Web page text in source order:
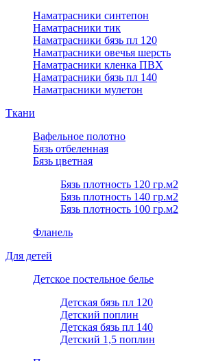
Наматрасники синтепон
Наматрасники тик
Наматрасники бязь пл 120
Наматрасники овечья шерсть
Наматрасники кленка ПВХ
Наматрасники бязь пл 140
Наматрасники мулетон
Ткани
Вафельное полотно
Бязь отбеленная
Бязь цветная
Бязь плотность 120 гр.м2
Бязь плотность 140 гр.м2
Бязь плотность 100 гр.м2
Фланель
Для детей
Детское постельное белье
Детская бязь пл 120
Детский поплин
Детская бязь пл 140
Детский 1,5 поплин